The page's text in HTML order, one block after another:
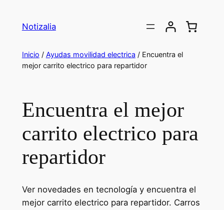
Notizalia
Inicio / Ayudas movilidad electrica / Encuentra el
mejor carrito electrico para repartidor
Encuentra el mejor
carrito electrico para
repartidor
Ver novedades en tecnología y encuentra el
mejor carrito electrico para repartidor. Carros